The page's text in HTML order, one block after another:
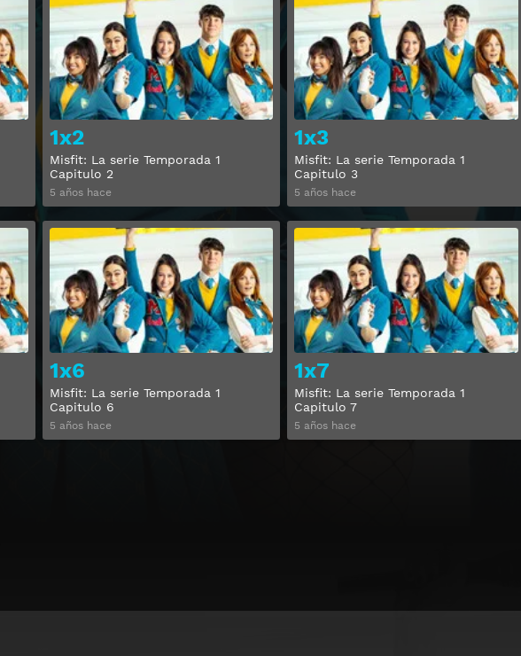
Ver
1x2
Misfit: La serie Temporada 1
Capitulo 2
5 años hace
Ver
1x3
Misfit: La serie Temporada 1
Capitulo 3
5 años hace
Ver
1x6
Misfit: La serie Temporada 1
Capitulo 6
5 años hace
Ver
1x7
Misfit: La serie Temporada 1
Capitulo 7
5 años hace